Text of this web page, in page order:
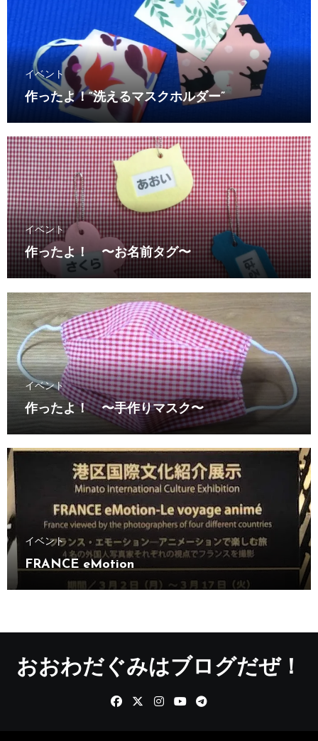
イベント
作ったよ！“洗えるマスクホルダー”
イベント
作ったよ！ 〜お名前タグ〜
イベント
作ったよ！ 〜手作りマスク〜
イベント
FRANCE eMotion
おおわだぐみはブログだぜ！